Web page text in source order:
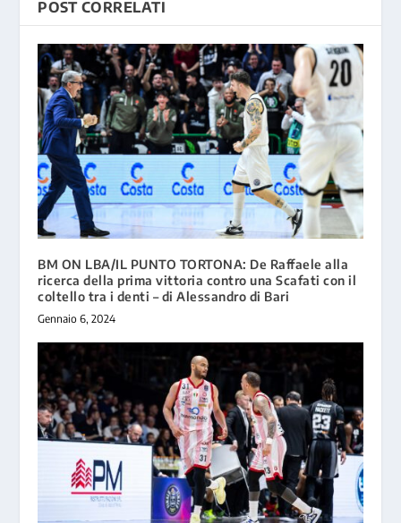
POST CORRELATI
BM ON LBA/IL PUNTO TORTONA: De Raffaele alla
ricerca della prima vittoria contro una Scafati con il
coltello tra i denti – di Alessandro di Bari
Gennaio 6, 2024